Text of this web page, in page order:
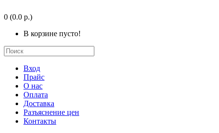
0 (0.0 р.)
В корзине пусто!
Вход
Прайс
О нас
Оплата
Доставка
Разъяснение цен
Контакты